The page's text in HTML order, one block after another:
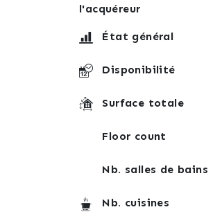
l'acquéreur
État général
Disponibilité
Surface totale
Floor count
Nb. salles de bains
Nb. cuisines